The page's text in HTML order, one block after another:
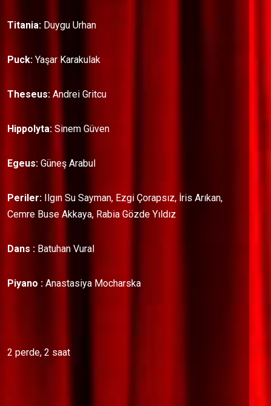
Titania: Duygu Urhan
Puck: Yaşar Karakulak
Theseus: Andrei Gritcu
Hippolyta: Sinem Güven
Egeus: Güneş Arabul
Periler: Ilgın Su Sayman, Ezgi Çorapsız, İris Arıkan,
Cemre Buse Akkaya, Rabia Gözde Yıldız
Dans : Batuhan Vural
Piyano : Anastasiya Mocharska
2 perde, 2 saat